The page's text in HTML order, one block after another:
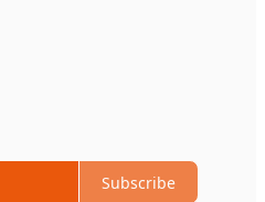
Subscribe